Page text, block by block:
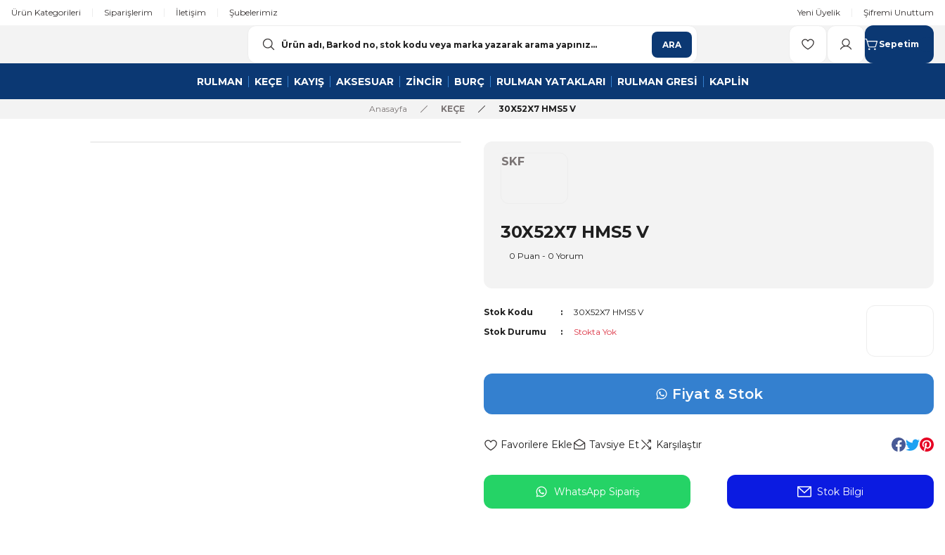
Ürün Kategorileri Siparişlerim İletişim Şubelerimiz Yeni Üyelik Şifremi Unuttum
ARA Sepetim
RULMAN KEÇE KAYIŞ AKSESUAR ZİNCİR BURÇ RULMAN YATAKLARI RULMAN GRESİ KAPLİN
Anasayfa KEÇE 30X52X7 HMS5 V
SKF
30X52X7 HMS5 V
0 Puan - 0 Yorum
Stok Kodu
30X52X7 HMS5 V
Stok Durumu
Stokta Yok
Fiyat & Stok
Tavsiye Et Karşılaştır
WhatsApp Sipariş Stok Bilgi